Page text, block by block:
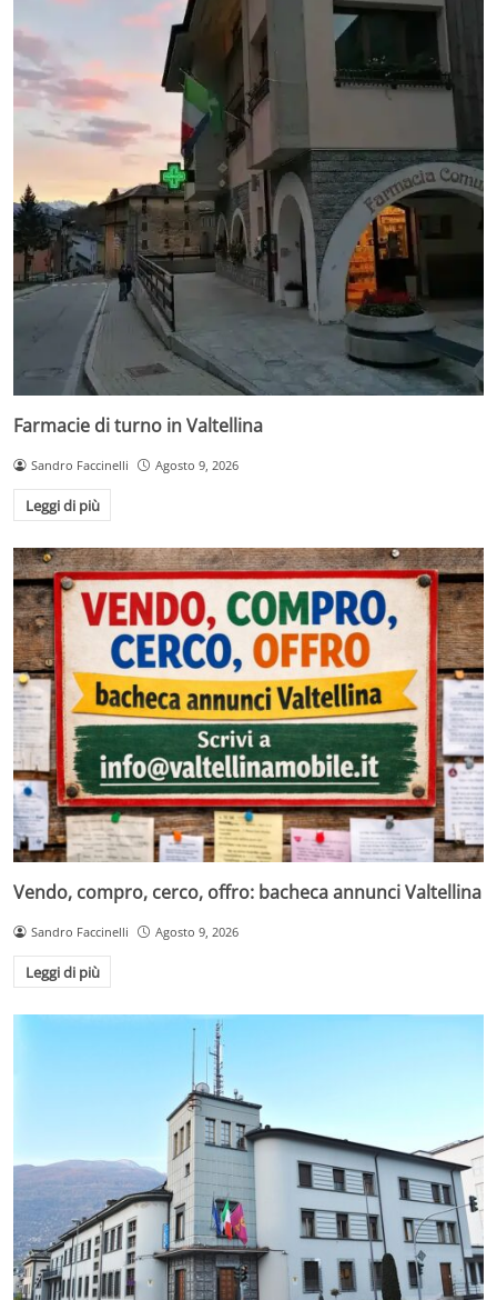
Farmacie di turno in Valtellina
Sandro Faccinelli Agosto 9, 2026
Leggi di più
Vendo, compro, cerco, offro: bacheca annunci Valtellina
Sandro Faccinelli Agosto 9, 2026
Leggi di più